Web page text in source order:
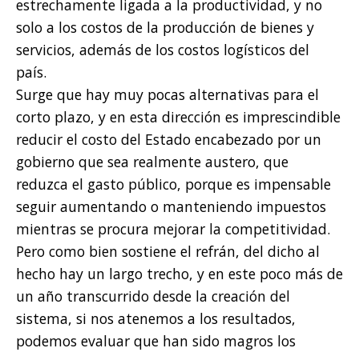
estrechamente ligada a la productividad, y no
solo a los costos de la producción de bienes y
servicios, además de los costos logísticos del
país.
Surge que hay muy pocas alternativas para el
corto plazo, y en esta dirección es imprescindible
reducir el costo del Estado encabezado por un
gobierno que sea realmente austero, que
reduzca el gasto público, porque es impensable
seguir aumentando o manteniendo impuestos
mientras se procura mejorar la competitividad.
Pero como bien sostiene el refrán, del dicho al
hecho hay un largo trecho, y en este poco más de
un año transcurrido desde la creación del
sistema, si nos atenemos a los resultados,
podemos evaluar que han sido magros los